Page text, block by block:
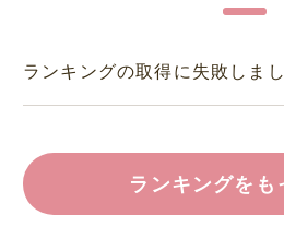
ランキングの取得に失敗しまし
ランキングをも